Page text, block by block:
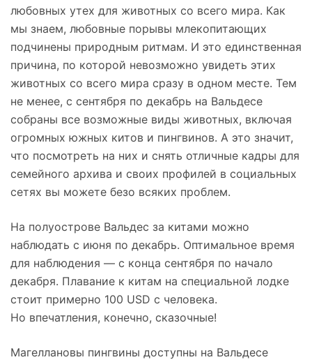
любовных утех для животных со всего мира. Как
мы знаем, любовные порывы млекопитающих
подчинены природным ритмам. И это единственная
причина, по которой невозможно увидеть этих
животных со всего мира сразу в одном месте. Тем
не менее, с сентября по декабрь на Вальдесе
собраны все возможные виды животных, включая
огромных южных китов и пингвинов. А это значит,
что посмотреть на них и снять отличные кадры для
семейного архива и своих профилей в социальных
сетях вы можете безо всяких проблем.
На полуострове Вальдес за китами можно
наблюдать с июня по декабрь. Оптимальное время
для наблюдения — с конца сентября по начало
декабря. Плавание к китам на специальной лодке
стоит примерно 100 USD с человека.
Но впечатления, конечно, сказочные!
Магеллановы пингвины доступны на Вальдесе